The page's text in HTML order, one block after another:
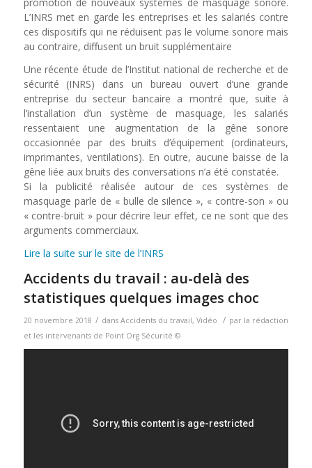
promotion de nouveaux systèmes de masquage sonore.
L’INRS met en garde les entreprises et les salariés contre
ces dispositifs qui ne réduisent pas le volume sonore mais
au contraire, diffusent un bruit supplémentaire
Une récente étude de l’Institut national de recherche et de
sécurité (INRS) dans un bureau ouvert d’une grande
entreprise du secteur bancaire a montré que, suite à
l’installation d’un système de masquage, les salariés
ressentaient une augmentation de la gêne sonore
occasionnée par des bruits d’équipement (ordinateurs,
imprimantes, ventilations). En outre, aucune baisse de la
gêne liée aux bruits des conversations n’a été constatée.
Si la publicité réalisée autour de ces systèmes de
masquage parle de « bulle de silence », « contre-son » ou
« contre-bruit » pour décrire leur effet, ce ne sont que des
arguments commerciaux.
Lire la suite sur le site de l’INRS
Accidents du travail : au-delà des
statistiques quelques images choc
20 novembre 2018 / dans Accidents du travail, Vidéo / par la rédaction
et les intervenants de Point Org Sécurité ©